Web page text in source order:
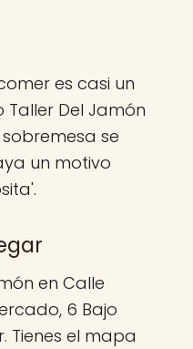
es casi un
Del Jamón
se
un motivo
en Calle
6 Bajo
Tienes el mapa